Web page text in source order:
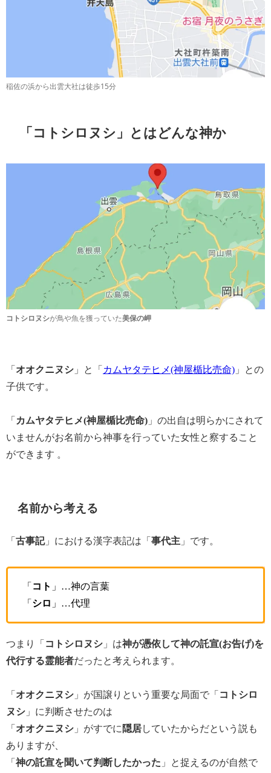
稲佐の浜から出雲大社は徒歩15分
「コトシロヌシ」とはどんな神か
コトシロヌシが鳥や魚を獲っていた美保の岬
「 オオクニヌシ 」と「 カムヤタテヒメ(神屋楯比売命) 」との
子供です。
「 カムヤタテヒメ(神屋楯比売命) 」の出自は明らかにされて
いませんがお名前から神事を行っていた女性と察すること
ができます 。
名前から考える
「 古事記」における漢字表記は「 事代主 」です。
「 コト 」…神の言葉
「 シロ 」…代理
つまり「 コトシロヌシ 」は神が憑依して神の託宣(お告げ)を
代行する霊能者だったと考えられます。
「 オオクニヌシ 」が国譲りという重要な局面で「 コトシロ
ヌシ 」に判断させたのは
「 オオクニヌシ 」がすでに 隠居していたからだという説も
ありますが、
「 神の託宣を聞いて判断したかった 」と捉えるのが自然で